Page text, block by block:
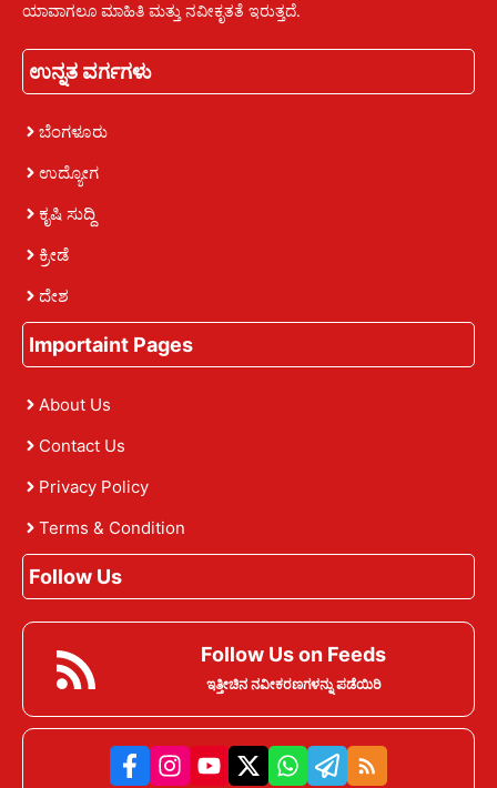
ಯಾವಾಗಲೂ ಮಾಹಿತಿ ಮತ್ತು ನವೀಕೃತತೆ ಇರುತ್ತದೆ.
ಉನ್ನತ ವರ್ಗಗಳು
ಬೆಂಗಳೂರು
ಉದ್ಯೋಗ
ಕೃಷಿ ಸುದ್ದಿ
ಕ್ರೀಡೆ
ದೇಶ
Importaint Pages
About Us
Contact Us
Privacy Policy
Terms & Condition
Follow Us
Follow Us on Feeds
ಇತ್ತೀಚಿನ ನವೀಕರಣಗಳನ್ನು ಪಡೆಯಿರಿ